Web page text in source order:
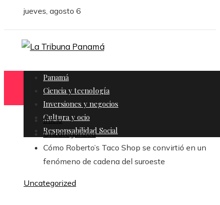
jueves, agosto 6
Panamá
Ciencia y tecnología
Inversiones y negocios
Cultura y ocio
Responsabilidad Social
Inicio
Uncategorized
Cómo Roberto’s Taco Shop se convirtió en un
fenómeno de cadena del suroeste
Uncategorized